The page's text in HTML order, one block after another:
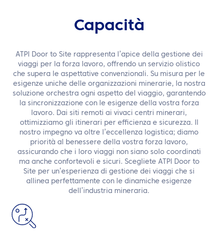
Contattaci
Capacità
ATPI Door to Site rappresenta l’apice della gestione dei
viaggi per la forza lavoro, offrendo un servizio olistico
che supera le aspettative convenzionali. Su misura per le
esigenze uniche delle organizzazioni minerarie, la nostra
soluzione orchestra ogni aspetto del viaggio, garantendo
la sincronizzazione con le esigenze della vostra forza
lavoro. Dai siti remoti ai vivaci centri minerari,
ottimizziamo gli itinerari per efficienza e sicurezza. Il
nostro impegno va oltre l’eccellenza logistica; diamo
priorità al benessere della vostra forza lavoro,
assicurando che i loro viaggi non siano solo coordinati
ma anche confortevoli e sicuri. Scegliete ATPI Door to
Site per un’esperienza di gestione dei viaggi che si
allinea perfettamente con le dinamiche esigenze
dell’industria mineraria.